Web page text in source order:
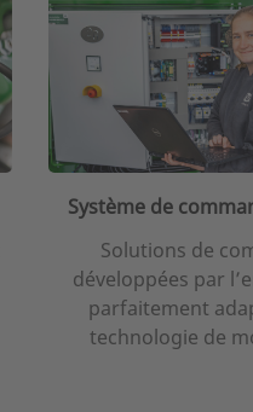
Système de
Solutions de
développées par
parfaitement
technologie de